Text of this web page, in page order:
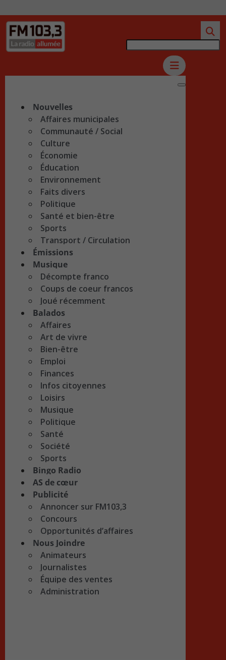
Nouvelles
Affaires municipales
Communauté / Social
Culture
Économie
Éducation
Environnement
Faits divers
Politique
Santé et bien-être
Sports
Transport / Circulation
Émissions
Musique
Décompte franco
Coups de coeur francos
Joué récemment
Balados
Affaires
Art de vivre
Bien-être
Emploi
Finances
Infos citoyennes
Loisirs
Musique
Politique
Santé
Société
Sports
Bingo Radio
AS de cœur
Publicité
Annoncer sur FM103,3
Concours
Opportunités d’affaires
Nous Joindre
Animateurs
Journalistes
Équipe des ventes
Administration